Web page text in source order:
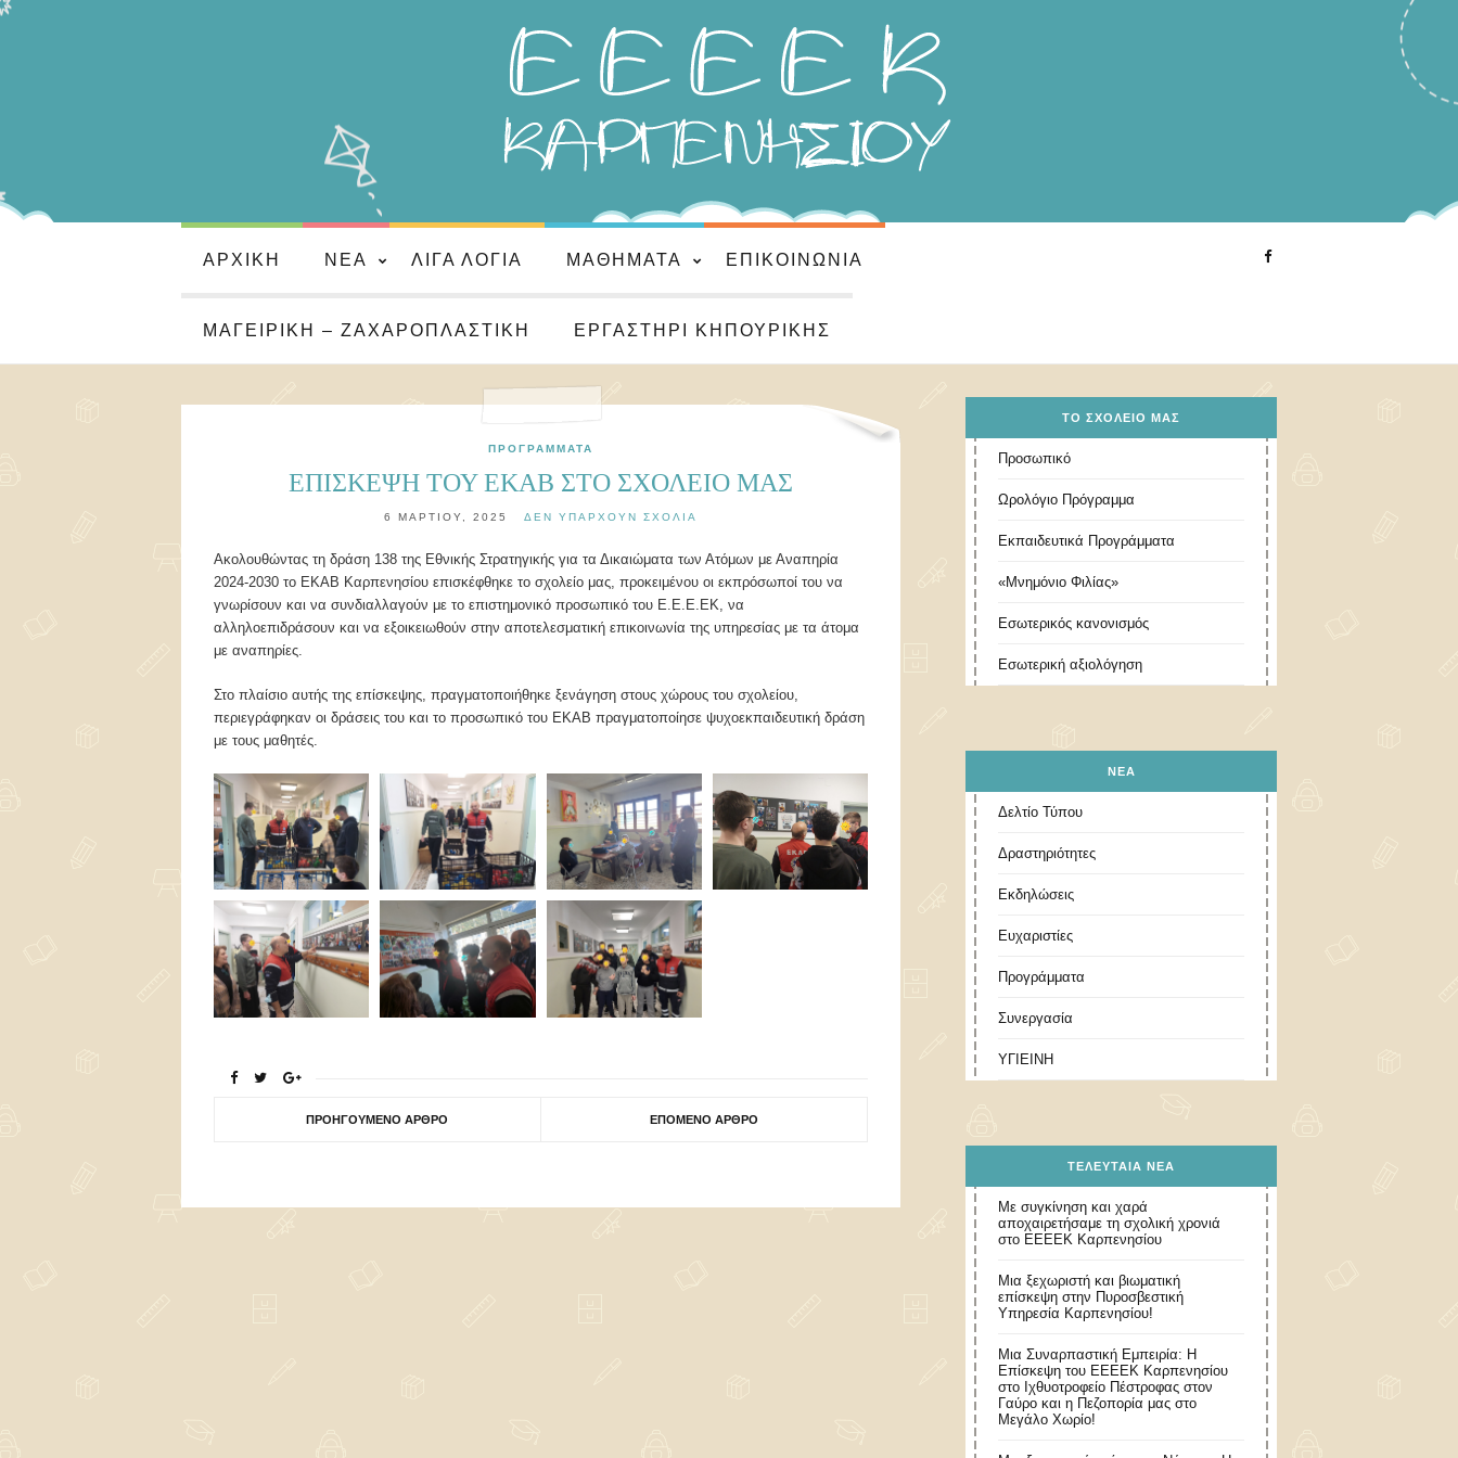
ΑΡΧΙΚΉ ΝΈΑ ΛΊΓΑ ΛΌΓΙΑ ΜΑΘΉΜΑΤΑ ΕΠΙΚΟΙΝΩΝΊΑ
ΜΑΓΕΙΡΙΚΉ – ΖΑΧΑΡΟΠΛΑΣΤΙΚΉ ΕΡΓΑΣΤΉΡΙ ΚΗΠΟΥΡΙΚΉΣ
ΠΡΟΓΡΆΜΜΑΤΑ
ΕΠΙΣΚΕΨΗ ΤΟΥ ΕΚΑΒ ΣΤΟ ΣΧΟΛΕΙΟ ΜΑΣ
6 ΜΑΡΤΊΟΥ, 2025 ΔΕΝ ΥΠΆΡΧΟΥΝ ΣΧΌΛΙΑ
Ακολουθώντας τη δράση 138 της Εθνικής Στρατηγικής για τα Δικαιώματα των Ατόμων με Αναπηρία
2024-2030 το ΕΚΑΒ Καρπενησίου επισκέφθηκε το σχολείο μας, προκειμένου οι εκπρόσωποί του να
γνωρίσουν και να συνδιαλλαγούν με το επιστημονικό προσωπικό του Ε.Ε.Ε.ΕΚ, να
αλληλοεπιδράσουν και να εξοικειωθούν στην αποτελεσματική επικοινωνία της υπηρεσίας με τα άτομα
με αναπηρίες.
Στο πλαίσιο αυτής της επίσκεψης, πραγματοποιήθηκε ξενάγηση στους χώρους του σχολείου,
περιεγράφηκαν οι δράσεις του και το προσωπικό του ΕΚΑΒ πραγματοποίησε ψυχοεκπαιδευτική δράση
με τους μαθητές.
ΠΡΟΗΓΟΎΜΕΝΟ ΆΡΘΡΟ ΕΠΌΜΕΝΟ ΆΡΘΡΟ
ΤΟ ΣΧΟΛΕΊΟ ΜΑΣ
Προσωπικό
Ωρολόγιο Πρόγραμμα
Εκπαιδευτικά Προγράμματα
«Μνημόνιο Φιλίας»
Εσωτερικός κανονισμός
Εσωτερική αξιολόγηση
ΝΕΑ
Δελτίο Τύπου
Δραστηριότητες
Εκδηλώσεις
Ευχαριστίες
Προγράμματα
Συνεργασία
ΥΓΙΕΙΝΗ
ΤΕΛΕΥΤΑΊΑ ΝΈΑ
Με συγκίνηση και χαρά
αποχαιρετήσαμε τη σχολική χρονιά
στο ΕΕΕΕΚ Καρπενησίου
Μια ξεχωριστή και βιωματική
επίσκεψη στην Πυροσβεστική
Υπηρεσία Καρπενησίου!
Μια Συναρπαστική Εμπειρία: Η
Επίσκεψη του ΕΕΕΕΚ Καρπενησίου
στο Ιχθυοτροφείο Πέστροφας στον
Γαύρο και η Πεζοπορία μας στο
Μεγάλο Χωρίο!